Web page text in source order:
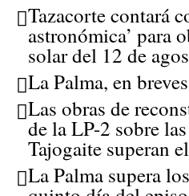
Tazacorte contará
astronómica’ para
solar del 12 de
La Palma, en breves
Las obras de
de la LP-2 sobre
Tajogaite superan
La Palma supera